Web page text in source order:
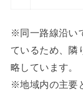
※同一路線沿い
ているため、隣
略しています。
※地域内の主要